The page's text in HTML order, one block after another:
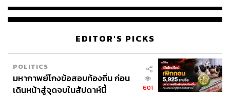
EDITOR'S PICKS
POLITICS
มหากาพย์โกงข้อสอบท้องถิ่น ก่อน
เดินหน้าสู่จุดจบในสัปดาห์นี้
601